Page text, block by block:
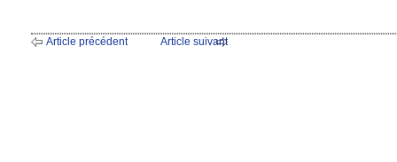
Article précédent Article suivant